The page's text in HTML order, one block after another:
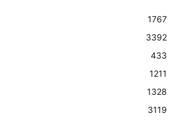
1767
3392
433
1211
1328
3119